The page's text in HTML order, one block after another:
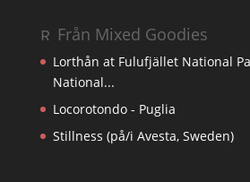
Från Mixed Goodies
Lorthån at Fulufjället National
National...
Locorotondo - Puglia
Stillness (på/i Avesta, Sweden)